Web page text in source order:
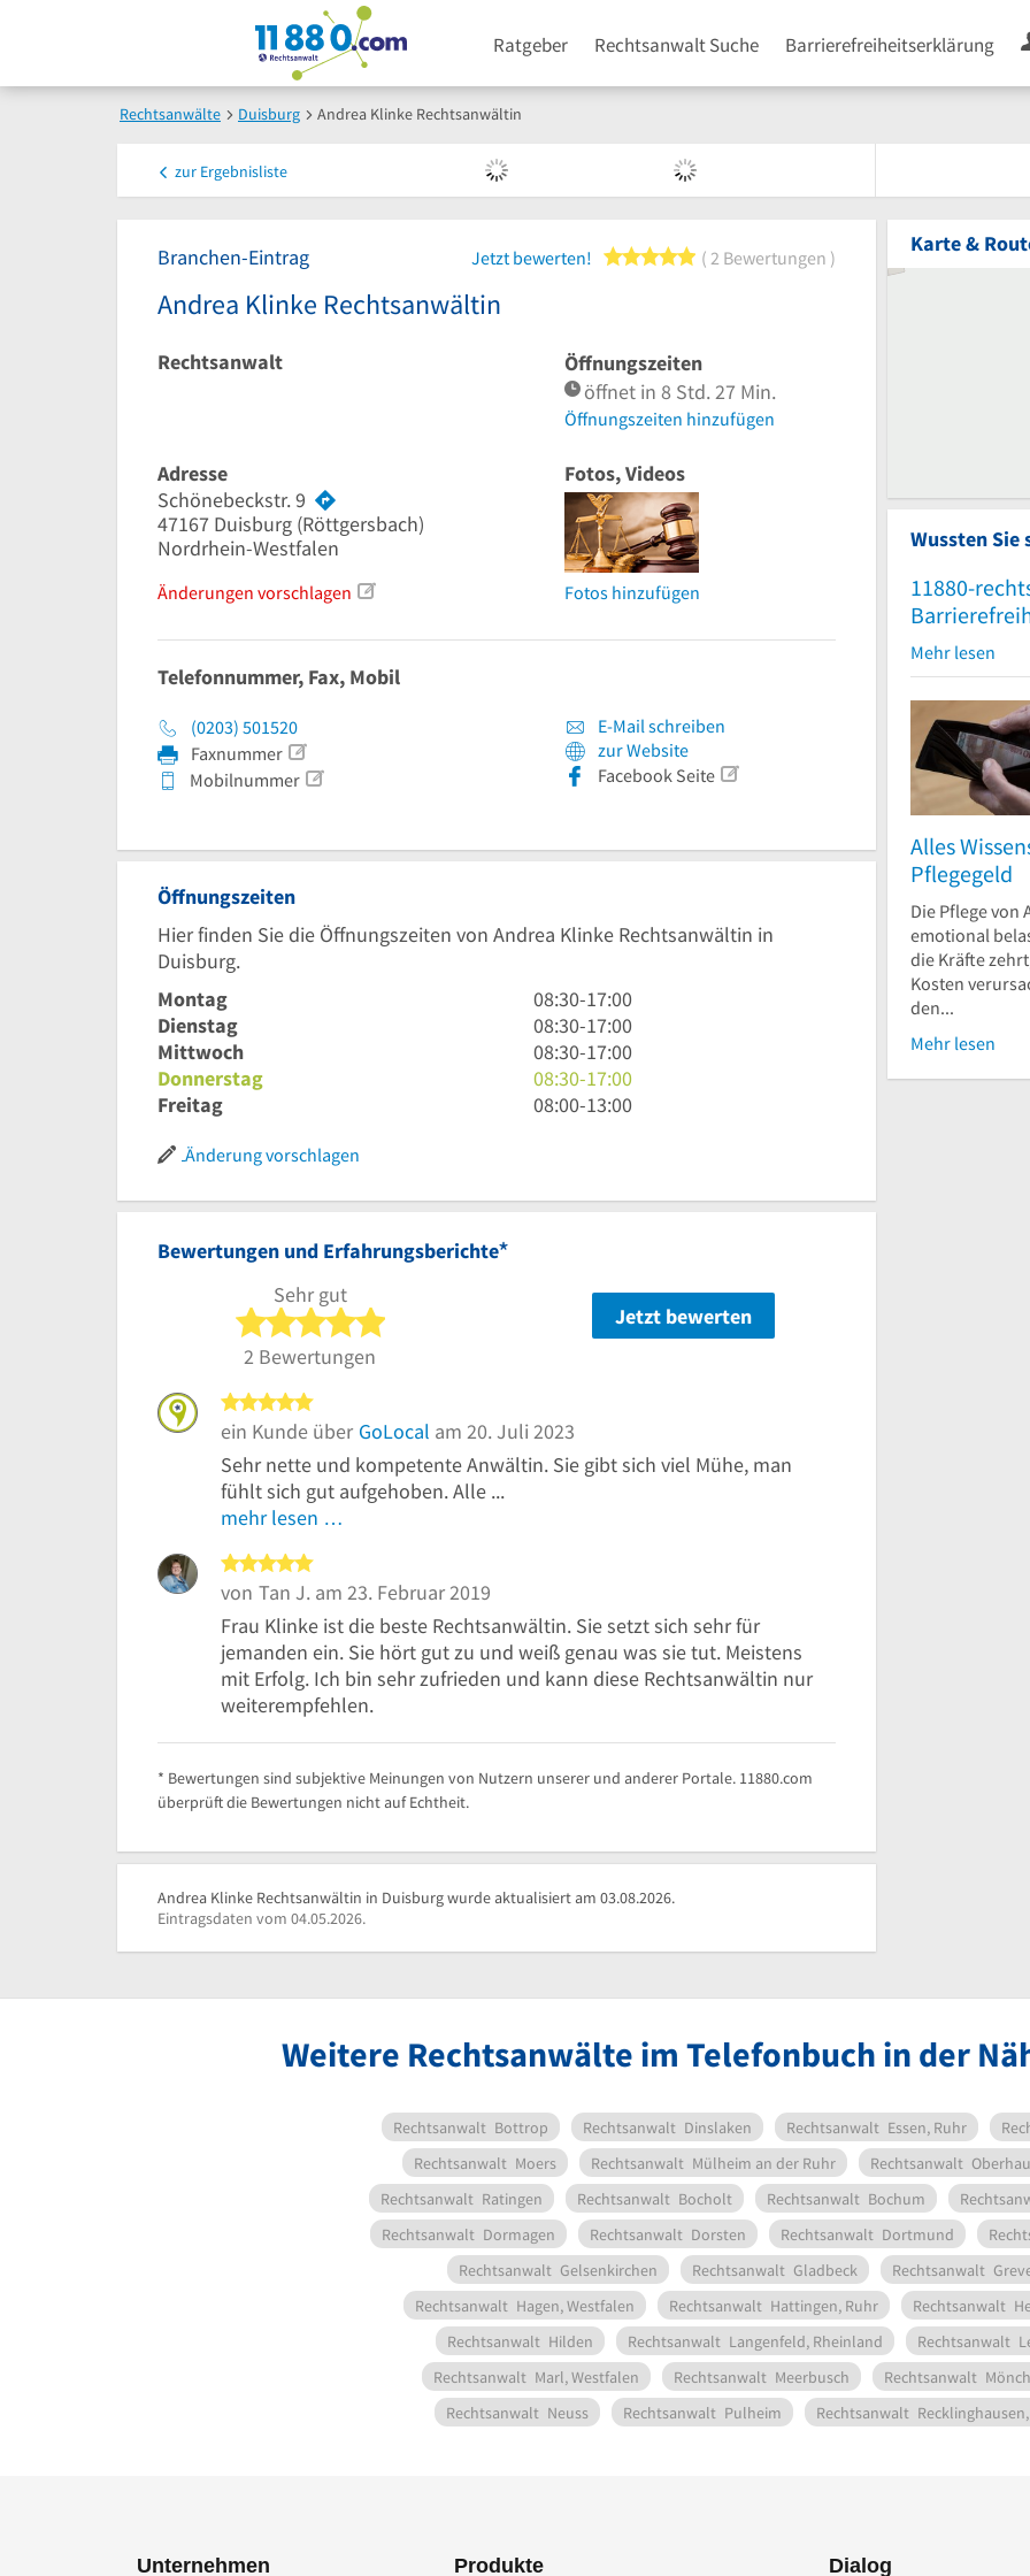
Ratgeber Rechtsanwalt Suche Barrierefreiheitserklärung
Rechtsanwälte Duisburg Andrea Klinke Rechtsanwältin
zur Ergebnisliste
Branchen-Eintrag Jetzt bewerten! 5 von 5 Sternen
2 Bewertungen
Andrea Klinke Rechtsanwältin
Rechtsanwalt
Öffnungszeiten
öffnet in 8 Std. 27 Min.
Öffnungszeiten hinzufügen
Adresse
Schönebeckstr. 9
47167 Duisburg (Röttgersbach)
Nordrhein-Westfalen
Änderungen vorschlagen
Fotos, Videos
Fotos hinzufügen
Telefonnummer, Fax, Mobil
(0203) 501520
Faxnummer
Mobilnummer
E-Mail schreiben
zur Website
Facebook Seite
Öffnungszeiten
Hier finden Sie die Öffnungszeiten von Andrea Klinke Rechtsanwältin in
Duisburg.
Montag
8
Uhr
30
bis
17
08:30-17:00
Dienstag
8
Uhr
30
bis
08:30-17:00
Mittwoch
8
Uhr
30
08:30-17:00
Donnerstag
8
Uhr
Uhr
08:30-17:00
Freitag
8
Uhr
08:00-13:00
Änderung vorschlagen
Bewertungen und Erfahrungsberichte*
Sehr gut
5 von 5 Sternen
2 Bewertungen
Jetzt bewerten
ein Kunde über GoLocal am 20. Juli 2023
Sehr nette und kompetente Anwältin. Sie gibt sich viel Mühe, man
fühlt sich gut aufgehoben. Alle ...
mehr lesen …
von Tan J. am 23. Februar 2019
Frau Klinke ist die beste Rechtsanwältin. Sie setzt sich sehr für
jemanden ein. Sie hört gut zu und weiß genau was sie tut. Meistens
mit Erfolg. Ich bin sehr zufrieden und kann diese Rechtsanwältin nur
weiterempfehlen.
* Bewertungen sind subjektive Meinungen von Nutzern unserer und anderer Portale. 11880.com
überprüft die Bewertungen nicht auf Echtheit.
Andrea Klinke Rechtsanwältin in Duisburg wurde aktualisiert am 03.08.2026.
Eintragsdaten vom 04.05.2026.
Karte &
Wussten Sie
11880-
Mehr lesen
Alles
Pflegegeld
Die Pflege von
emotional
die Kräfte
Kosten
den...
Mehr lesen
Weitere Rechtsanwälte im Telefonbuch in der
Rechtsanwalt Bottrop Rechtsanwalt Dinslaken Rechtsanwalt Essen, Ruhr
Rechtsanwalt Moers Rechtsanwalt Mülheim an der Ruhr Rechtsanwalt
Rechtsanwalt Ratingen Rechtsanwalt Bocholt Rechtsanwalt Bochum
Rechtsanwalt Dormagen Rechtsanwalt Dorsten Rechtsanwalt Dortmund
Rechtsanwalt Gelsenkirchen Rechtsanwalt Gladbeck Rechtsanwalt
Rechtsanwalt Hagen, Westfalen Rechtsanwalt Hattingen, Ruhr Rechtsanwalt
Rechtsanwalt Hilden Rechtsanwalt Langenfeld, Rheinland Rechtsanwalt
Rechtsanwalt Marl, Westfalen Rechtsanwalt Meerbusch Rechtsanwalt
Rechtsanwalt Neuss Rechtsanwalt Pulheim Rechtsanwalt
Unternehmen Produkte Dialog